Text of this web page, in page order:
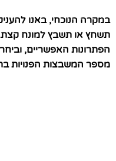
במקרה הנוכחי, באנו
תשחץ או תשבץ למונח
הפתרונות האפשריים,
מספר המשבצות הפנויות